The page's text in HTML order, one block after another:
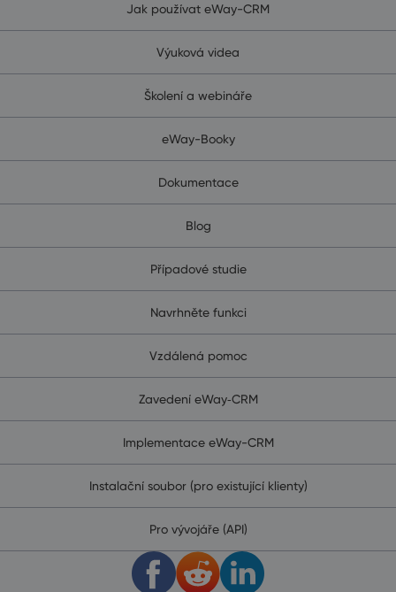
Jak používat eWay-CRM
Výuková videa
Školení a webináře
eWay-Booky
Dokumentace
Blog
Případové studie
Navrhněte funkci
Vzdálená pomoc
Zavedení eWay‑CRM
Implementace eWay-CRM
Instalační soubor (pro existující klienty)
Pro vývojáře (API)